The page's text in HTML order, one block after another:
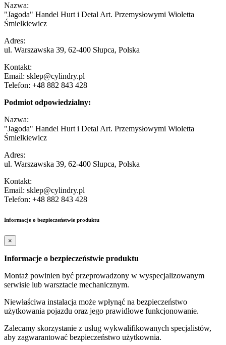
Nazwa:
"Jagoda" Handel Hurt i Detal Art. Przemysłowymi Wioletta
Śmielkiewicz
Adres:
ul. Warszawska 39, 62-400 Słupca, Polska
Kontakt:
Email: sklep@cylindry.pl
Telefon: +48 882 843 428
Podmiot odpowiedzialny:
Nazwa:
"Jagoda" Handel Hurt i Detal Art. Przemysłowymi Wioletta
Śmielkiewicz
Adres:
ul. Warszawska 39, 62-400 Słupca, Polska
Kontakt:
Email: sklep@cylindry.pl
Telefon: +48 882 843 428
Informacje o bezpieczeństwie produktu
×
Informacje o bezpieczeństwie produktu
Montaż powinien być przeprowadzony w wyspecjalizowanym
serwisie lub warsztacie mechanicznym.
Niewłaściwa instalacja może wpłynąć na bezpieczeństwo
użytkowania pojazdu oraz jego prawidłowe funkcjonowanie.
Zalecamy skorzystanie z usług wykwalifikowanych specjalistów,
aby zagwarantować bezpieczeństwo użytkownia.